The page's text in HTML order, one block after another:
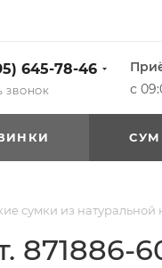
645-78-46
ЗВОНОК
с
сумки из натуральной
871886-